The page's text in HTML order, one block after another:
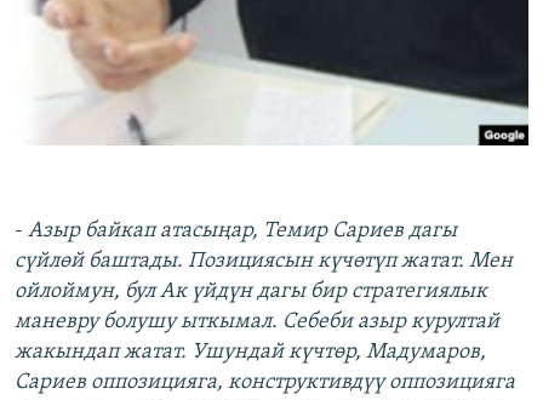
- Азыр байкап атасыңар, Темир Сариев дагы
сүйлөй баштады. Позициясын күчөтүп жатат. Мен
ойлоймун, бул Ак үйдүн дагы бир стратегиялык
маневру болушу ыткымал. Себеби азыр курултай
жакындап жатат. Ушундай күчтөр, Мадумаров,
Сариев оппозицияга, конструктивдүү оппозицияга